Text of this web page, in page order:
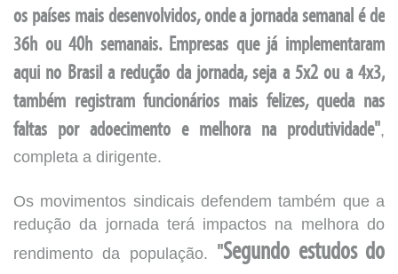
os países mais desenvolvidos, onde a jornada semanal é de
36h ou 40h semanais. Empresas que já implementaram
aqui no Brasil a redução da jornada, seja a 5x2 ou a 4x3,
também registram funcionários mais felizes, queda nas
faltas por adoecimento e melhora na produtividade",
completa a dirigente.
Os movimentos sindicais defendem também que a
redução da jornada terá impactos na melhora do
rendimento da população. "Segundo estudos do